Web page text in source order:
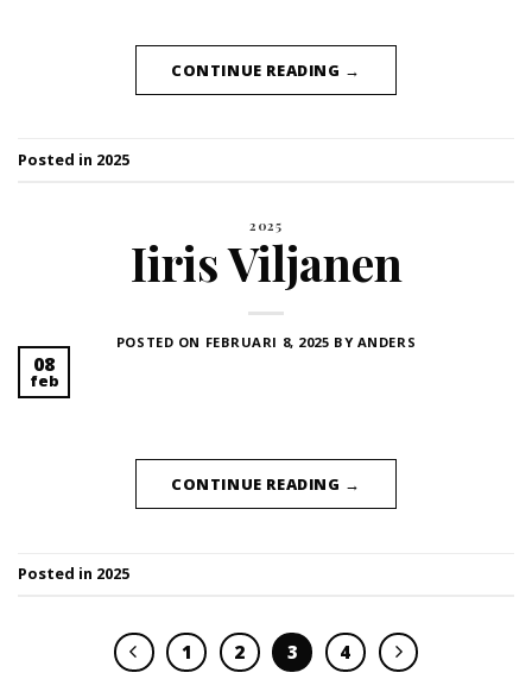
CONTINUE READING →
Posted in 2025
2025
Iiris Viljanen
POSTED ON FEBRUARI 8, 2025 BY ANDERS
08
feb
CONTINUE READING →
Posted in 2025
1 2 3 4